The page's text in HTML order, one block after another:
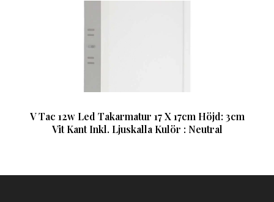
V Tac 12w Led Takarmatur 17 X 17cm Höjd: 3cm
Vit Kant Inkl. Ljuskalla Kulör : Neutral